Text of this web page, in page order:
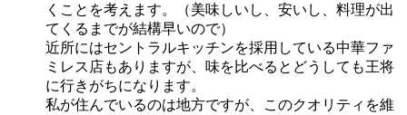
くことを考えます。（美味しいし、安いし、料理が出
てくるまでが結構早いので）
近所にはセントラルキッチンを採用している中華ファ
ミレス店もありますが、味を比べるとどうしても王将
に行きがちになります。
私が住んでいるのは地方ですが、このクオリティを維